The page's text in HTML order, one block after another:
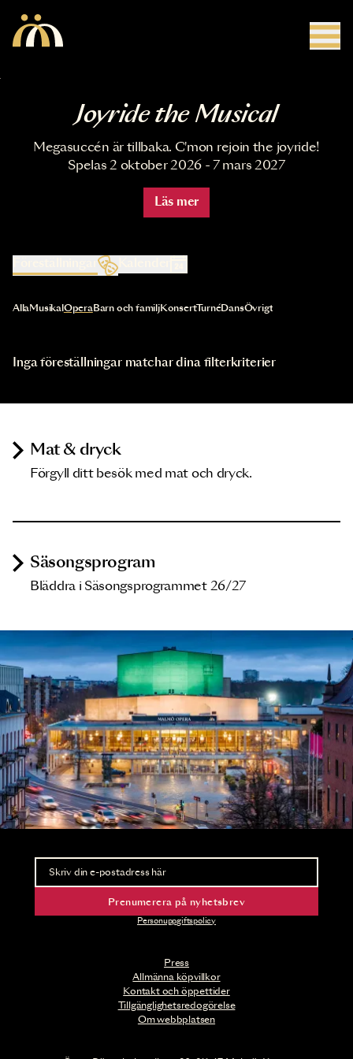
Joyride the Musical
Megasuccén är tillbaka. C'mon rejoin the joyride!
Spelas 2 oktober 2026 - 7 mars 2027
Läs mer
Kalender
Val av kategori uppdaterar innehållet automatiskt
AllaMusikal OperaBarn och familjKonsertTurnéDansÖvrigt
Inga föreställningar matchar dina filterkriterier
Mat & dryck
Förgyll ditt besök med mat och dryck.
Säsongsprogram
Bläddra i Säsongsprogrammet 26/27
Press
Allmänna köpvillkor
Kontakt och öppettider
Tillgänglighetsredogörelse
Om webbplatsen
Nyhetsbrev
Ta del av förhandsinformation och biljettsläpp.
Prenumerera på nyhetsbrev
Personuppgiftspolicy